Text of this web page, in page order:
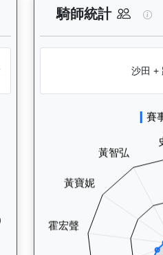
計分析：查看香港賽
騎師統計